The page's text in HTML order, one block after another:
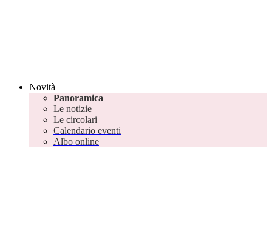
Novità
Panoramica
Le notizie
Le circolari
Calendario eventi
Albo online